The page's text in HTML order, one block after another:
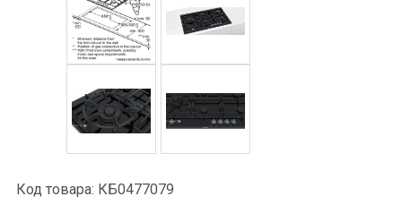
Код товара: КБ0477079